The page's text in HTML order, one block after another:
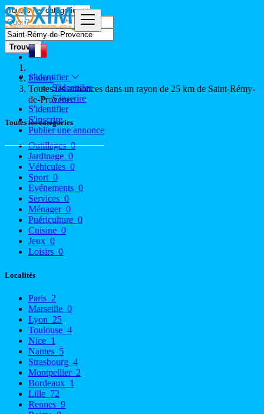
S'identifier
S'identifier
S'inscrire
S'identifier
S'inscrire
Publier une annonce
Trouver
France
Toutes les annonces dans un rayon de 25 km de Saint-Rémy-
de-Provence
Toutes les catégories
Outillages0
Jardinage 0
Véhicules 0
Sport 0
Evénements 0
Services 0
Ménager 0
Puériculture 0
Cuisine 0
Jeux 0
Loisirs 0
Localités
Paris 2
Marseille 0
Lyon 25
Toulouse 4
Nice 1
Nantes 5
Strasbourg 4
Montpellier 2
Bordeaux 1
Lille 72
Rennes 9